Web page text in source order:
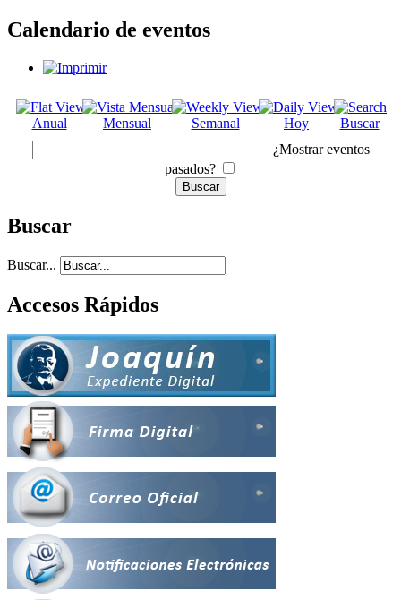
Calendario de eventos
Anual Mensual Semanal Hoy
Buscar
¿Mostrar eventos
pasados?
Buscar
Buscar...
Accesos Rápidos